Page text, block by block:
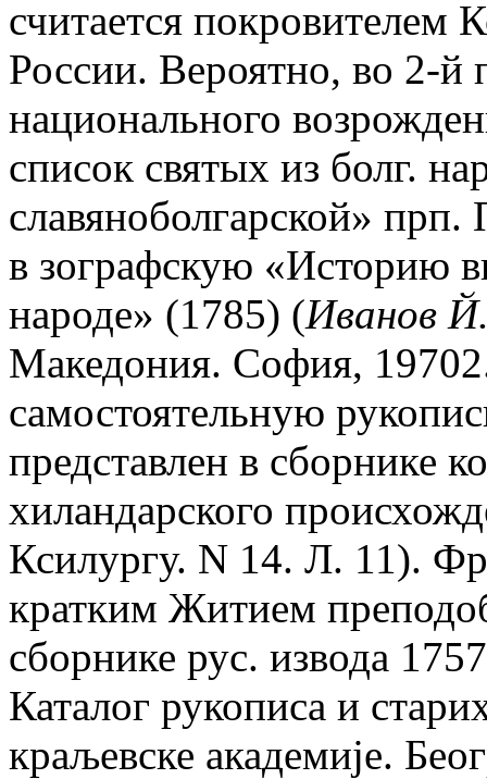
считается покровителем
России. Вероятно, во 2-
национального
список святых из болг.
славяноболгарской»
в зографскую «Историю
народе» (1785) (Иванов
Македония. София,
самостоятельную
представлен в сборнике
хиландарского
Ксилургу. N 14. Л. 11).
кратким Житием
сборнике рус. извода
Каталог рукописа и
краљевске академиjе.